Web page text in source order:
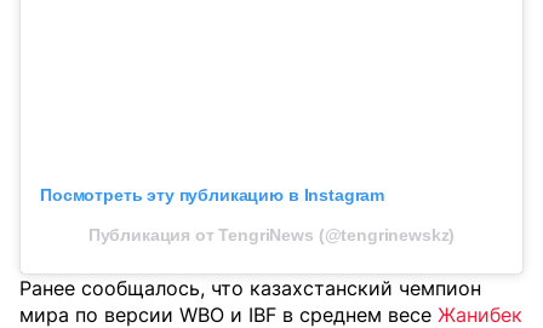
Посмотреть эту публикацию в Instagram
Публикация от TengriNews (@tengrinewskz)
Ранее сообщалось, что казахстанский чемпион
мира по версии WBO и IBF в среднем весе Жанибек